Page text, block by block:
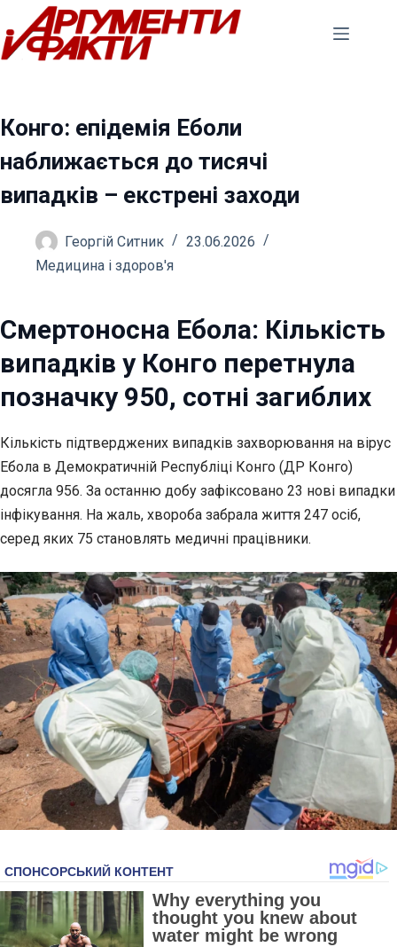
Перейти
до
вмісту
Конго: епідемія Еболи
наближається до тисячі
випадків – екстрені заходи
Георгій Ситник
23.06.2026
Медицина і здоров'я
Смертоносна Ебола: Кількість
випадків у Конго перетнула
позначку 950, сотні загиблих
Кількість підтверджених випадків захворювання на вірус
Ебола в Демократичній Республіці Конго (ДР Конго)
досягла 956. За останню добу зафіксовано 23 нові випадки
інфікування. На жаль, хвороба забрала життя 247 осіб,
серед яких 75 становлять медичні працівники.